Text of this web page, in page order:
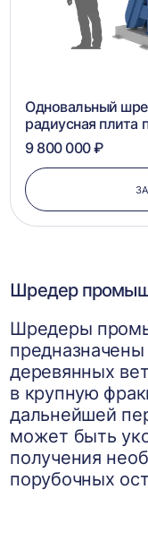
Одновальный
радиусная плита
9 800 000 ₽
Шредер
Шредеры
деревянных
в крупную
дальнейшей
может быть
получения
порубочных